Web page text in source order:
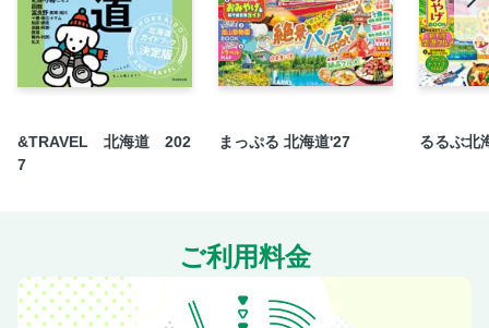
鹿児島タウン・桜島／鹿児島タウン／鹿児島グルメ／鶏料理
／焼酎BAR
鹿児島タウン・桜島／鹿児島タウン／鹿児島グルメ／白熊
鹿児島タウン・桜島／鹿児島タウン／2大エリア／天文館
鹿児島タウン・桜島／鹿児島タウン／2大エリア／鹿児島中
央駅周辺
&TRAVEL 北海道 202
7
まっぷる 北海道'27 るるぶ北
ご利用料金